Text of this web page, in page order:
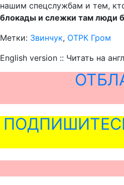
нашим спецслужбам и тем,
блокады и слежки там люди
Метки: Звинчук, ОТРК Гром
English version :: Читать на